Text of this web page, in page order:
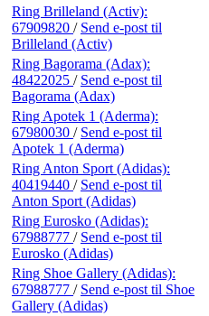
Ring Brilleland (Activ):
67909820 / Send e-post til
Brilleland (Activ)
Ring Bagorama (Adax):
48422025 / Send e-post til
Bagorama (Adax)
Ring Apotek 1 (Aderma):
67980030 / Send e-post til
Apotek 1 (Aderma)
Ring Anton Sport (Adidas):
40419440 / Send e-post til
Anton Sport (Adidas)
Ring Eurosko (Adidas):
67988777 / Send e-post til
Eurosko (Adidas)
Ring Shoe Gallery (Adidas):
67988777 / Send e-post til Shoe
Gallery (Adidas)